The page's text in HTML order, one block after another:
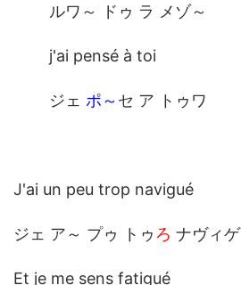
ルワ～ ドゥ ラ メゾ～
j'ai pensé à toi
ジェ ポ～ セ ア トゥワ
J'ai un peu trop navigué
ジェ ア～ プゥ トゥ ろ ナヴィゲ
Et je me sens fatigué